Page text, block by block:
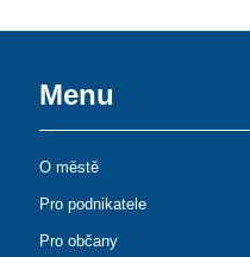
Menu
O městě
Pro podnikatele
Pro občany